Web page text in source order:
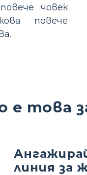
човек
повече
е това
линия за